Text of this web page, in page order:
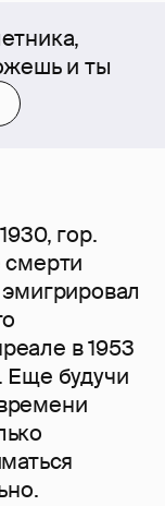
и ты
гор.
смерти
в 1953
Еще будучи